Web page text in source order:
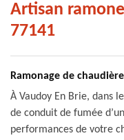
Artisan
77141
Ramonage de
À Vaudoy En Brie, dans
de conduit de fumée
performances de votre